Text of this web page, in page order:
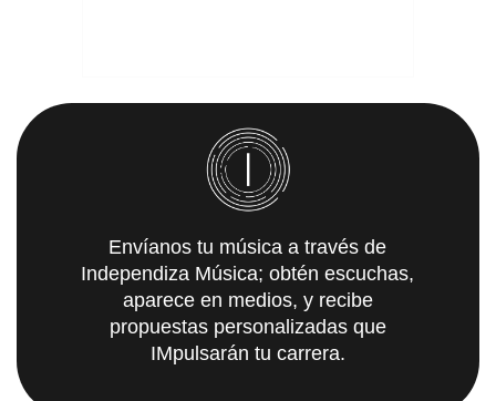
Envíanos tu música a través de
Independiza Música; obtén escuchas,
aparece en medios, y recibe
propuestas personalizadas que
IMpulsarán tu carrera.